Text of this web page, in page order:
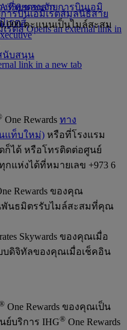
ของสายการบินเอมิ
ารบินเอมิเรตส์มูลนิธิสาย
รตส์ Opens an external link in
นับสนุน
งที่หยุดชะงัก
เรตส์ คะแนนเป็นไมล์สะสม
link in a new tab
One Rewards ทาง
แท็บใหม่) หรือที่โรงแรม
ก็ได้ หรือโทรติดต่อศูนย์
กแห่งได้ที่หมายเลข +973 6
Rewards ของคุณ
นพันธมิตรรับไมล์สะสมที่คุณ
Skywards ของคุณเมื่อ
บดิจิทัลของคุณเมื่อเช็คอิน
One Rewards ของคุณเป็น
ย์บริการ IHG® One Rewards